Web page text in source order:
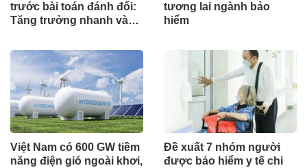
trước bài toán đánh đổi:
Tăng trưởng nhanh và
tương lai ngành bảo
hiểm
Việt Nam có 600 GW tiềm
năng điện gió ngoài khơi,
Đề xuất 7 nhóm người
được bảo hiểm y tế chi